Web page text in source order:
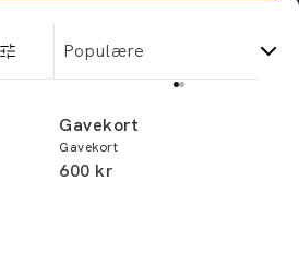
Gavekort
Gavekort
I alt (inkl. rabat)
600 kr